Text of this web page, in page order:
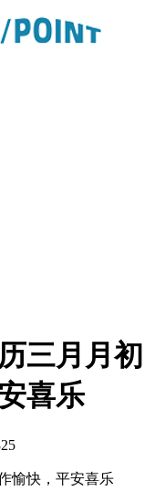
三月月初
喜乐
愉快，平安喜乐